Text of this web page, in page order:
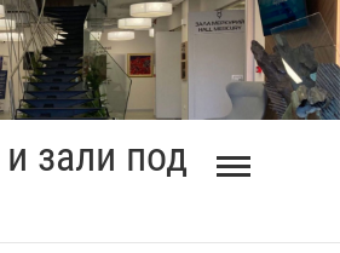
зали под